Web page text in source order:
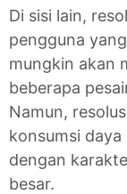
Di sisi lain,
pengguna
mungkin akan
beberapa
Namun,
konsumsi daya
dengan
besar.